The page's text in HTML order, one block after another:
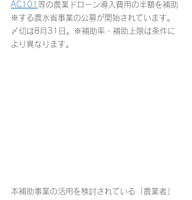
AC101 等の農業ドローン導入費用の半額を補助
※する農水省事業の公募が開始されています。
〆切は8月31日。※補助率・補助上限は条件に
より異なります。
本補助事業の活用を検討されている「農業者」